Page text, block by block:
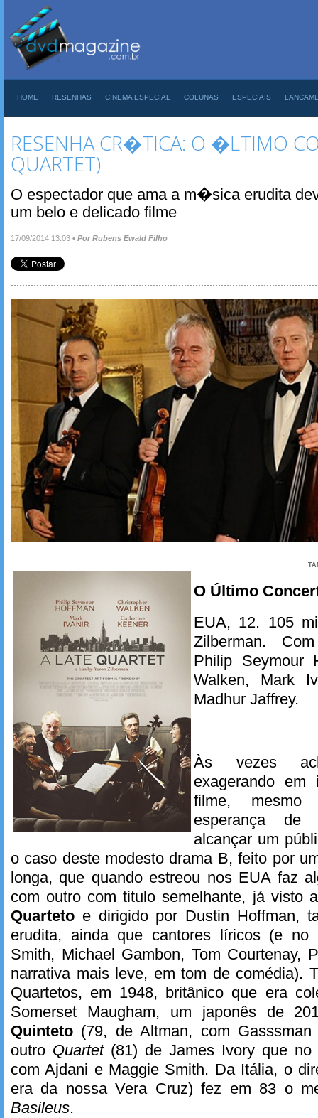
HOME RESENHAS CINEMA ESPECIAL COLUNAS ESPECIAIS
RESENHA CR�TICA: O �LTIMO
QUARTET)
O espectador que ama a m�sica erudita
um belo e delicado filme
17/09/2014 13:03 • Por Rubens Ewald Filho
O Último
EUA, 12. 105
Zilberman.
Philip Seymour
Walken, Mark
Madhur Jaffrey.
Às vezes
exagerando
filme,
esperança
alcançar um
o caso deste modesto drama B, feito por
longa, que quando estreou nos EUA faz
com outro com titulo semelhante, já visto
Quarteto e dirigido por Dustin Hoffman,
erudita, ainda que cantores líricos (e no
Smith, Michael Gambon, Tom Courtenay,
narrativa mais leve, em tom de comédia).
Quartetos, em 1948, britânico que era
Somerset Maugham, um japonês de
Quinteto (79, de Altman, com
outro Quartet (81) de James Ivory que
com Ajdani e Maggie Smith. Da Itália, o
era da nossa Vera Cruz) fez em 83 o
Basileus.